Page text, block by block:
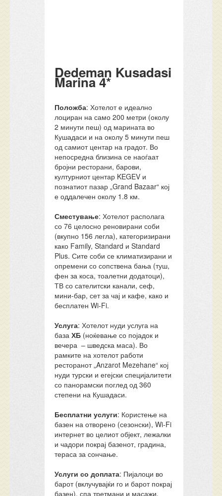
Dedeman Kusadasi
Marina 4*
Положба: Хотелот е идеално
лоциран на само 200 метри (околу
2 минути пеш) од марината во
Кушадаси и на околу 5 минути пеш
од самиот центар на градот. Во
непосредна близина се наоѓаат
бројни ресторани, барови,
културниот центар KEGEV и
познатиот пазар „Grand Bazaar“ кој
е оддалечен околу 1.8 км.
Сместување: Хотелот располага
со 76 целосно реновирани соби
(вкупно 156 легла), категоризирани
како Family, Standard и Standard
Plus. Сите соби се климатизирани и
опремени со сопствена бања (туш,
фен за коса, тоалетни додатоци),
ТВ со сателитски канали, сеф,
мини-бар, сет за чај и кафе, како и
бесплатен Wi-Fi.
Услуга: Хотелот нуди услуга на
базаХБ (ноќевање со појадок и
вечера – шведска маса). Во
рамките на хотелот работи
ресторанот „Anzarot Mezehane“ кој
нуди турски и егејски специјалитети
со панорамски поглед од 360
степени на Кушадаси.
Бесплатни услуги: Користење на
базен на отворено (сезонски), Wi-Fi
интернет во целиот објект, лежалки
и чадори покрај базенот, градина,
тераса за сончање.
Услуги со доплата: Пијалоци во
барот (вклучувајќи го и барот покрај
базен), спа третмани и масажи,